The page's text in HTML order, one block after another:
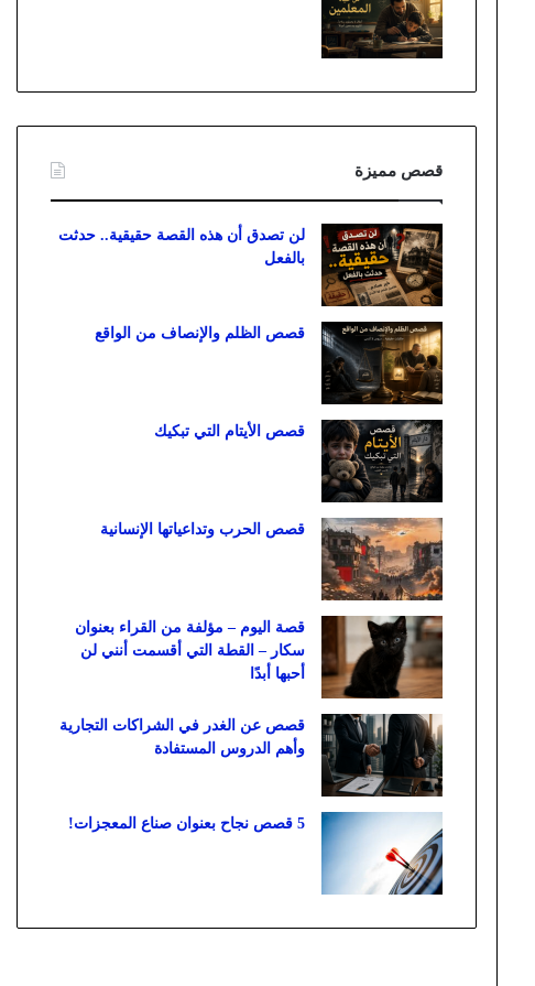
قصص مميزة
لن تصدق أن هذه القصة حقيقية.. حدثت
بالفعل
قصص الظلم والإنصاف من الواقع
قصص الأيتام التي تبكيك
قصص الحرب وتداعياتها الإنسانية
قصة اليوم – مؤلفة من القراء بعنوان
سكار – القطة التي أقسمت أنني لن
أحبها أبدًا
قصص عن الغدر في الشراكات التجارية
وأهم الدروس المستفادة
5 قصص نجاح بعنوان صناع المعجزات!